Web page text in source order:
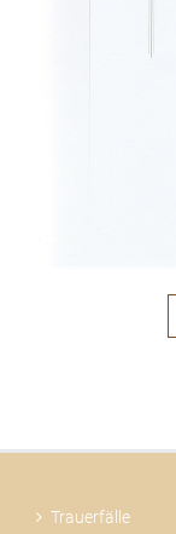
Trauerfälle